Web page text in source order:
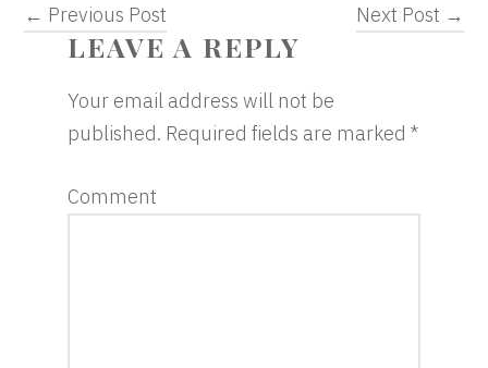
← Previous Post Next Post →
READER
INTERACTIONS
LEAVE A REPLY
Your email address will not be
published. Required fields are marked*
Comment